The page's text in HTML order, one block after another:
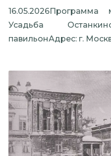
16.05.2026Программа
Усадьба
павильонАдрес: г.